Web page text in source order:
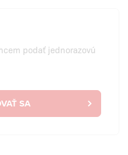
podať jednorazovú
SA